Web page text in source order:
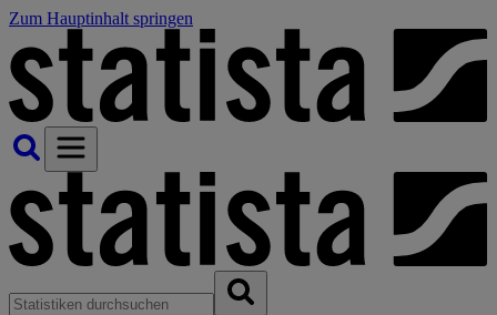
Zum Hauptinhalt springen